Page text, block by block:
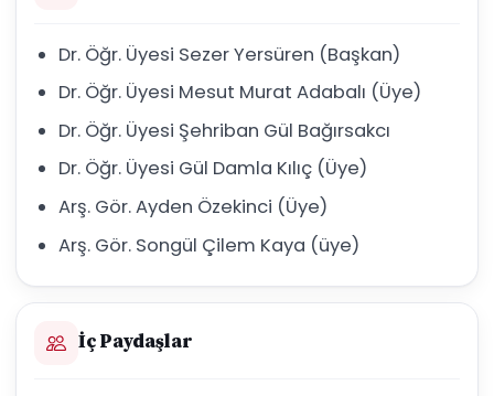
Dr. Öğr. Üyesi Sezer Yersüren (Başkan)
Dr. Öğr. Üyesi Mesut Murat Adabalı (Üye)
Dr. Öğr. Üyesi Şehriban Gül Bağırsakcı
Dr. Öğr. Üyesi Gül Damla Kılıç (Üye)
Arş. Gör. Ayden Özekinci (Üye)
Arş. Gör. Songül Çilem Kaya (üye)
İç Paydaşlar